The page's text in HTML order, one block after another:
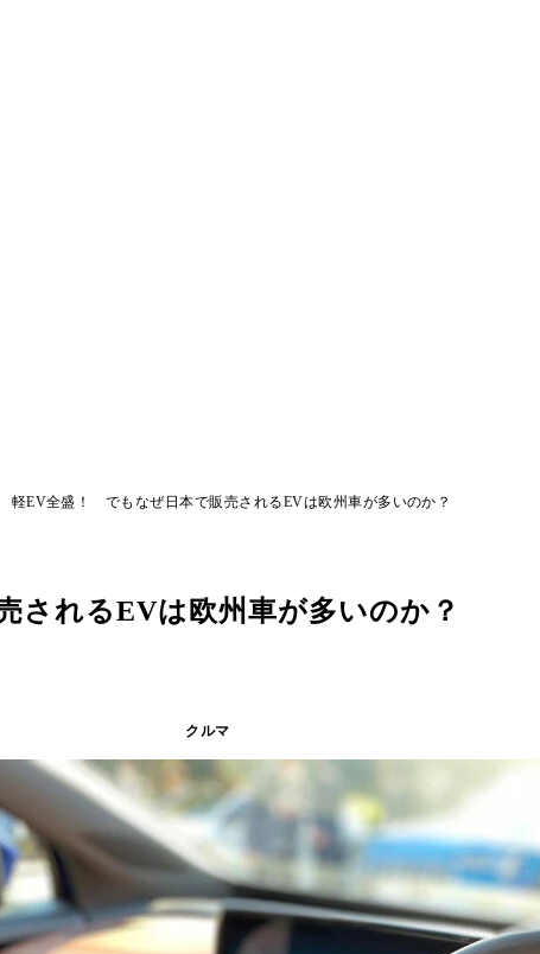
軽EV全盛！ でもなぜ日本で販売されるEVは欧州車が多いのか？
れるEVは欧州車が多いのか？
クルマ